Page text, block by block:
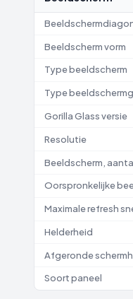
Beeldscherm vorm
Type beeldscherm
Type
Gorilla Glass versie
Resolutie
Beeldscherm,
Oorspronkelijke
Maximale refresh
Helderheid
Afgeronde
Soort paneel